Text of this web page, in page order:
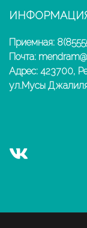
Приемная:
Почта:
Адрес: 423700,
ул.Мусы